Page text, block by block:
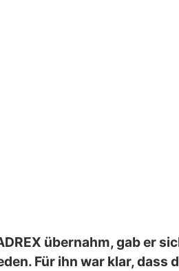
übernahm, gab er
Für ihn war klar, dass